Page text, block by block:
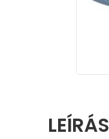
LEÍRÁS